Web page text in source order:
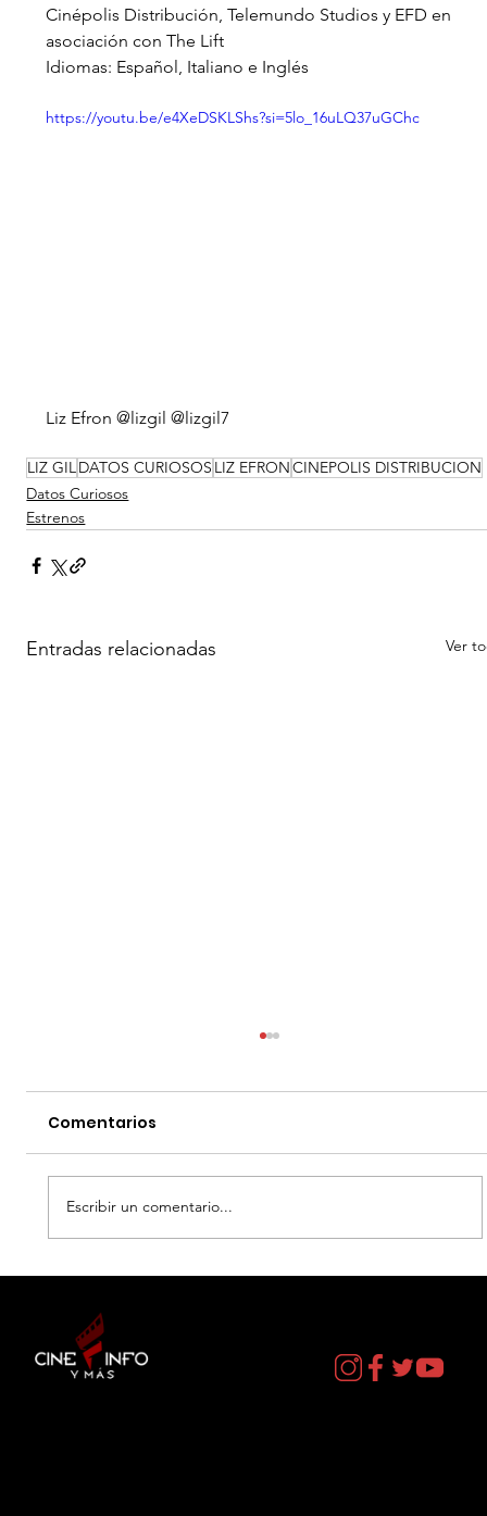
Cinépolis Distribución, Telemundo Studios y EFD en
asociación con The Lift
Idiomas: Español, Italiano e Inglés
https://youtu.be/e4XeDSKLShs?si=5lo_16uLQ37uGChc
Liz Efron @lizgil @lizgil7
LIZ GIL DATOS CURIOSOS LIZ EFRONCINEPOLIS DISTRIBUCION
Datos Curiosos
Estrenos
Entradas relacionadas Ver
CURIOSOS por LIZ GIL
Comentarios
Escribir un comentario...